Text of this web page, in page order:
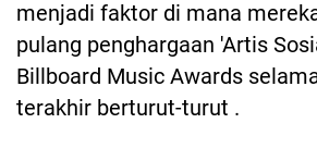
menjadi faktor di mana
pulang penghargaan 'Artis
Billboard Music Awards
terakhir berturut-turut .